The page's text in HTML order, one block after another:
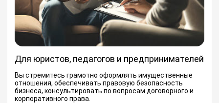
Для юристов, педагогов и предпринимателей
Вы стремитесь грамотно оформлять имущественные
отношения, обеспечивать правовую безопасность
бизнеса, консультировать по вопросам договорного и
корпоративного права.